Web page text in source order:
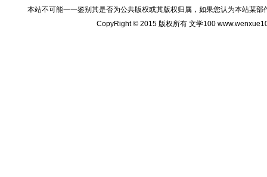
本站不可能一一鉴别其是否为公共版权或其版权归属，如果您认为本站某
CopyRight © 2015 版权所有 文学100